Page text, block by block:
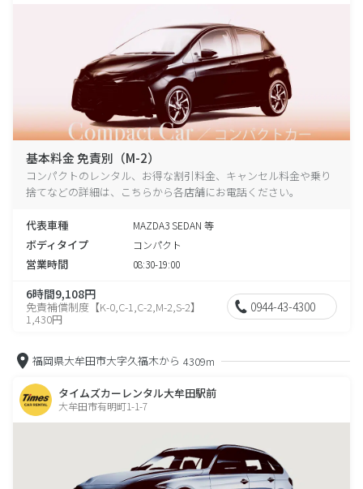
基本料金 免責別（M-2）
コンパクトのレンタル、お得な割引料金、キャンセル料金や乗り
捨てなどの詳細は、こちらから各店舗にお電話ください。
代表車種 MAZDA3 SEDAN 等
ボディタイプ コンパクト
営業時間 08:30-19:00
6時間9,108円
免責補償制度【K-0,C-1,C-2,M-2,S-2】
1,430円
0944-43-4300
福岡県大牟田市大字久福木から 4309m
タイムズカーレンタル大牟田駅前
大牟田市有明町1-1-7